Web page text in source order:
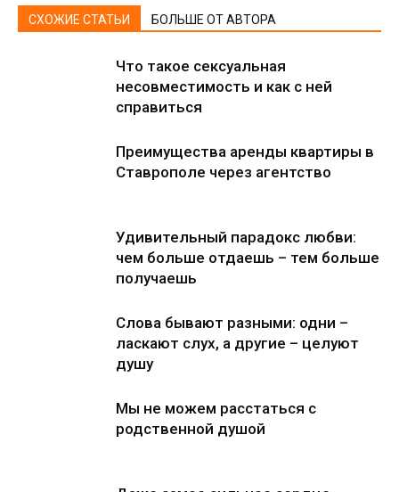
СХОЖИЕ СТАТЬИ БОЛЬШЕ ОТ АВТОРА
Что такое сексуальная
несовместимость и как с ней
справиться
Преимущества аренды квартиры в
Ставрополе через агентство
Удивительный парадокс любви:
чем больше отдаешь – тем больше
получаешь
Слова бывают разными: одни –
ласкают слух, а другие – целуют
душу
Мы не можем расстаться с
родственной душой